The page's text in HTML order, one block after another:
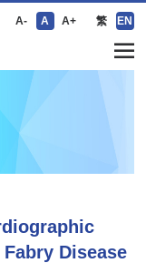
A- A A+ 繁 EN
Disease